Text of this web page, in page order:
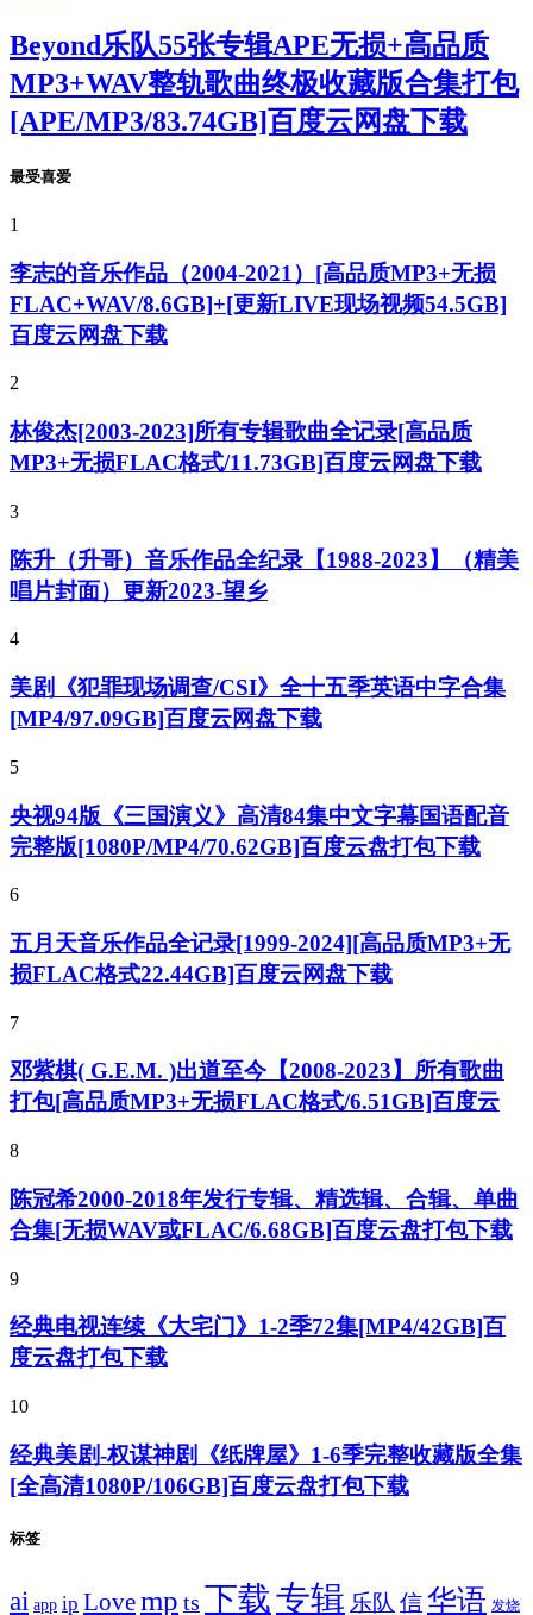
Beyond乐队55张专辑APE无损+高品质
MP3+WAV整轨歌曲终极收藏版合集打包
[APE/MP3/83.74GB]百度云网盘下载
最受喜爱
1
李志的音乐作品（2004-2021）[高品质MP3+无损
FLAC+WAV/8.6GB]+[更新LIVE现场视频54.5GB]
百度云网盘下载
2
林俊杰[2003-2023]所有专辑歌曲全记录[高品质
MP3+无损FLAC格式/11.73GB]百度云网盘下载
3
陈升（升哥）音乐作品全纪录【1988-2023】（精美
唱片封面）更新2023-望乡
4
美剧《犯罪现场调查/CSI》全十五季英语中字合集
[MP4/97.09GB]百度云网盘下载
5
央视94版《三国演义》高清84集中文字幕国语配音
完整版[1080P/MP4/70.62GB]百度云盘打包下载
6
五月天音乐作品全记录[1999-2024][高品质MP3+无
损FLAC格式22.44GB]百度云网盘下载
7
邓紫棋( G.E.M. )出道至今【2008-2023】所有歌曲
打包[高品质MP3+无损FLAC格式/6.51GB]百度云
8
陈冠希2000-2018年发行专辑、精选辑、合辑、单曲
合集[无损WAV或FLAC/6.68GB]百度云盘打包下载
9
经典电视连续《大宅门》1-2季72集[MP4/42GB]百
度云盘打包下载
10
经典美剧-权谋神剧《纸牌屋》1-6季完整收藏版全集
[全高清1080P/106GB]百度云盘打包下载
标签
ai app ip Lovemp ts 下载专辑 乐队 信华语 发烧